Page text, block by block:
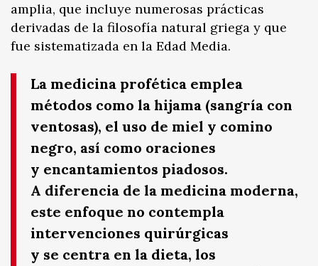
amplia, que incluye numerosas prácticas
derivadas de la filosofía natural griega y que
fue sistematizada en la Edad Media.
La medicina profética emplea
métodos como la hijama (sangría con
ventosas), el uso de miel y comino
negro, así como oraciones
y encantamientos piadosos.
A diferencia de la medicina moderna,
este enfoque no contempla
intervenciones quirúrgicas
y se centra en la dieta, los